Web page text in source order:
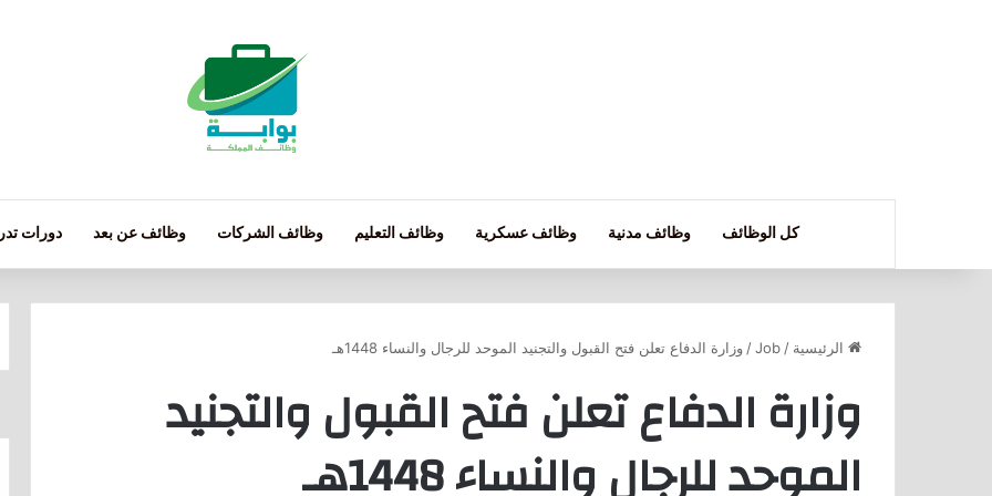
كل الوظائف وظائف مدنية وظائف عسكرية وظائف التعليم وظائف الشركات وظائف عن بعد دورات
الرئيسية /
Job
/ وزارة الدفاع تعلن فتح القبول والتجنيد الموحد للرجال والنساء 1448هـ
وزارة الدفاع تعلن فتح القبول والتجنيد
الموحد للرجال والنساء 1448هـ